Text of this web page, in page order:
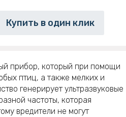
Купить в один клик
прибор, который при помощи
птиц, а также мелких и
генерирует ультразвуковые
частоты, которая
вредители не могут